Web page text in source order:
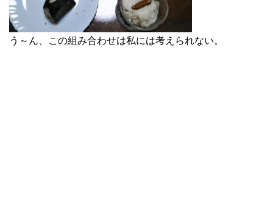
う～ん、この組み合わせは私には考えられない。